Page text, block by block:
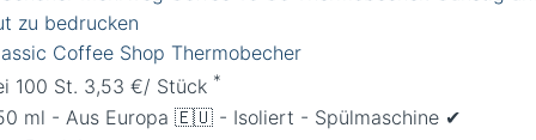
Coffee Shop Thermobecher
100 St. 3,53 €/ Stück *
ml - Aus Europa 🇪🇺 - Isoliert - Spülmaschine ✔︎